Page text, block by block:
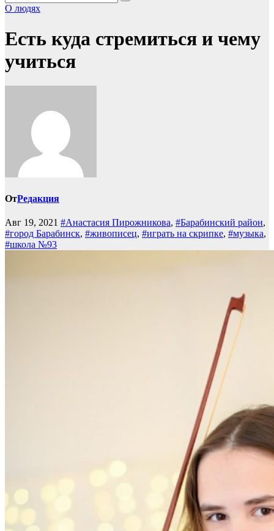
О людях
Есть куда стремиться и чему
учиться
ОтРедакция
Авг 19, 2021 #Анастасия Пирожникова, #Барабинский район,
#город Барабинск, #живописец, #играть на скрипке, #музыка,
#школа №93